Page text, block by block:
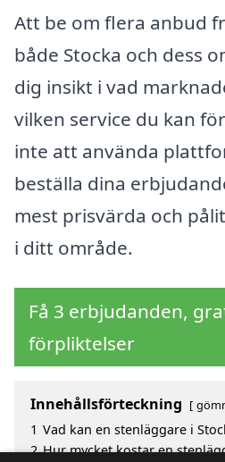
Att be om flera anbud
både Stocka och dess
dig insikt i vad
vilken service du kan
inte att använda
beställa dina
mest prisvärda och
i ditt område.
Få 3 erbjudanden,
förpliktelser
Innehållsförteckning
1 Vad kan en stenläggare i
2 Hur mycket kostar en